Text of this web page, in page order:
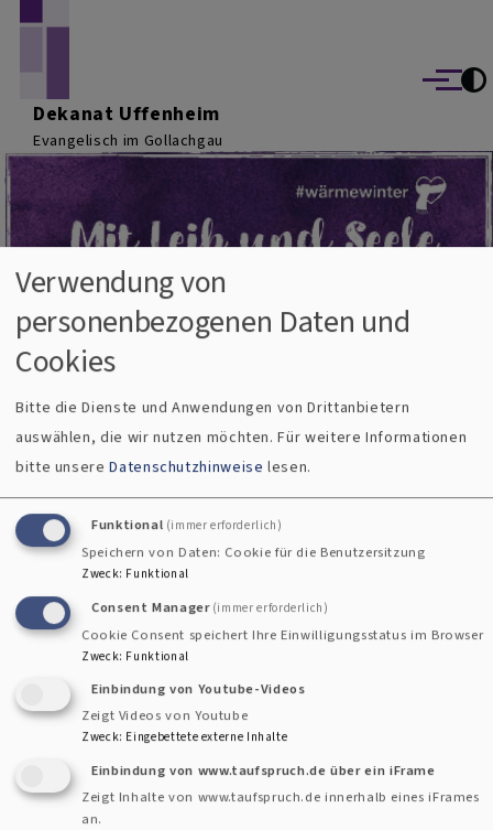
Dekanat Uffenheim
Evangelisch im Gollachgau
Menü
Breadcrumb
Startseite Erster Wärmewinter "Mittagstisch" in Uffenheim
Erster Wärmewinter "Mittagstisch" in
Uffenheim - Helfer gesucht
Verwendung von
personenbezogenen Daten und
Cookies
Bitte die Dienste und Anwendungen von Drittanbietern
auswählen, die wir nutzen möchten.Für weitere Informationen
bitte unsereDatenschutzhinweise lesen.
Funktional (immer erforderlich)
Speichern von Daten: Cookie für die Benutzersitzung
Zweck: Funktional
Consent Manager (immer erforderlich)
Cookie Consent speichert Ihre Einwilligungsstatus im Browser
Zweck: Funktional
Einbindung von Youtube-Videos
Zeigt Videos von Youtube
Zweck: Eingebettete externe Inhalte
Einbindung von www.taufspruch.de über ein iFrame
Zeigt Inhalte von www.taufspruch.de innerhalb eines iFrames
an.